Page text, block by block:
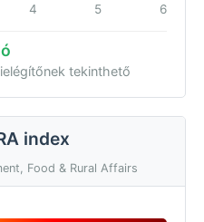
4 5 6
tekinthető
index
Food & Rural Affairs